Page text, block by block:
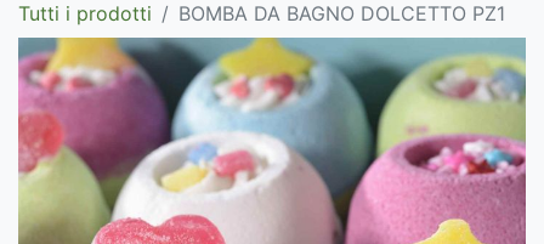
Tutti i prodotti BOMBA DA BAGNO DOLCETTO PZ1